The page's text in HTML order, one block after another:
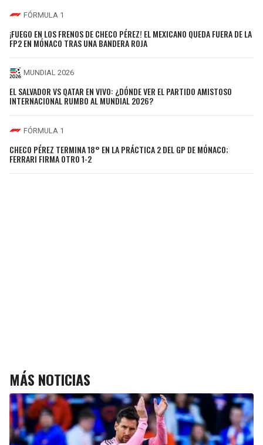
FÓRMULA 1
¡FUEGO EN LOS FRENOS DE CHECO PÉREZ! EL MEXICANO QUEDA FUERA DE LA
FP2 EN MÓNACO TRAS UNA BANDERA ROJA
MUNDIAL 2026
EL SALVADOR VS QATAR EN VIVO: ¿DÓNDE VER EL PARTIDO AMISTOSO
INTERNACIONAL RUMBO AL MUNDIAL 2026?
FÓRMULA 1
CHECO PÉREZ TERMINA 18° EN LA PRÁCTICA 2 DEL GP DE MÓNACO;
FERRARI FIRMA OTRO 1-2
MÁS NOTICIAS